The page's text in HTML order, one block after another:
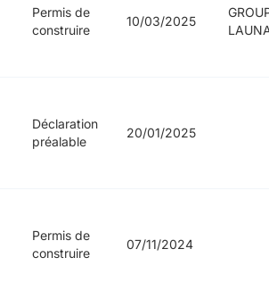
Permis de
construire
10/03/2025
Déclaration
préalable
20/01/2025
Permis de
construire
07/11/2024